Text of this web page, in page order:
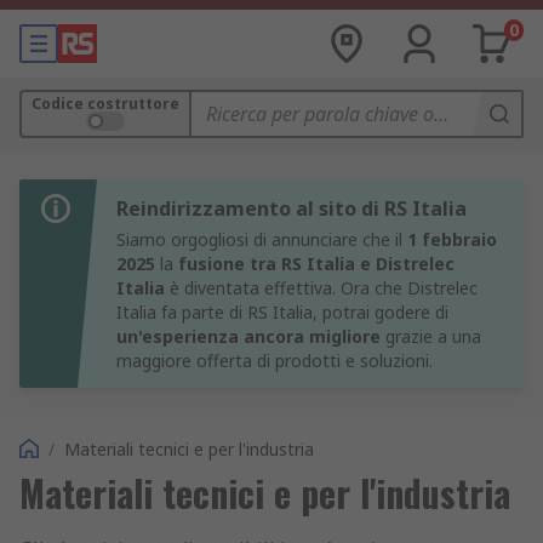
0
Codice costruttore
Reindirizzamento al sito di RS Italia
Siamo orgogliosi di annunciare che il 1 febbraio
2025 la fusione tra RS Italia e Distrelec
Italia è diventata effettiva. Ora che Distrelec
Italia fa parte di RS Italia, potrai godere di
un'esperienza ancora migliore grazie a una
maggiore offerta di prodotti e soluzioni.
/ Materiali tecnici e per l'industria
Materiali tecnici e per l'industria